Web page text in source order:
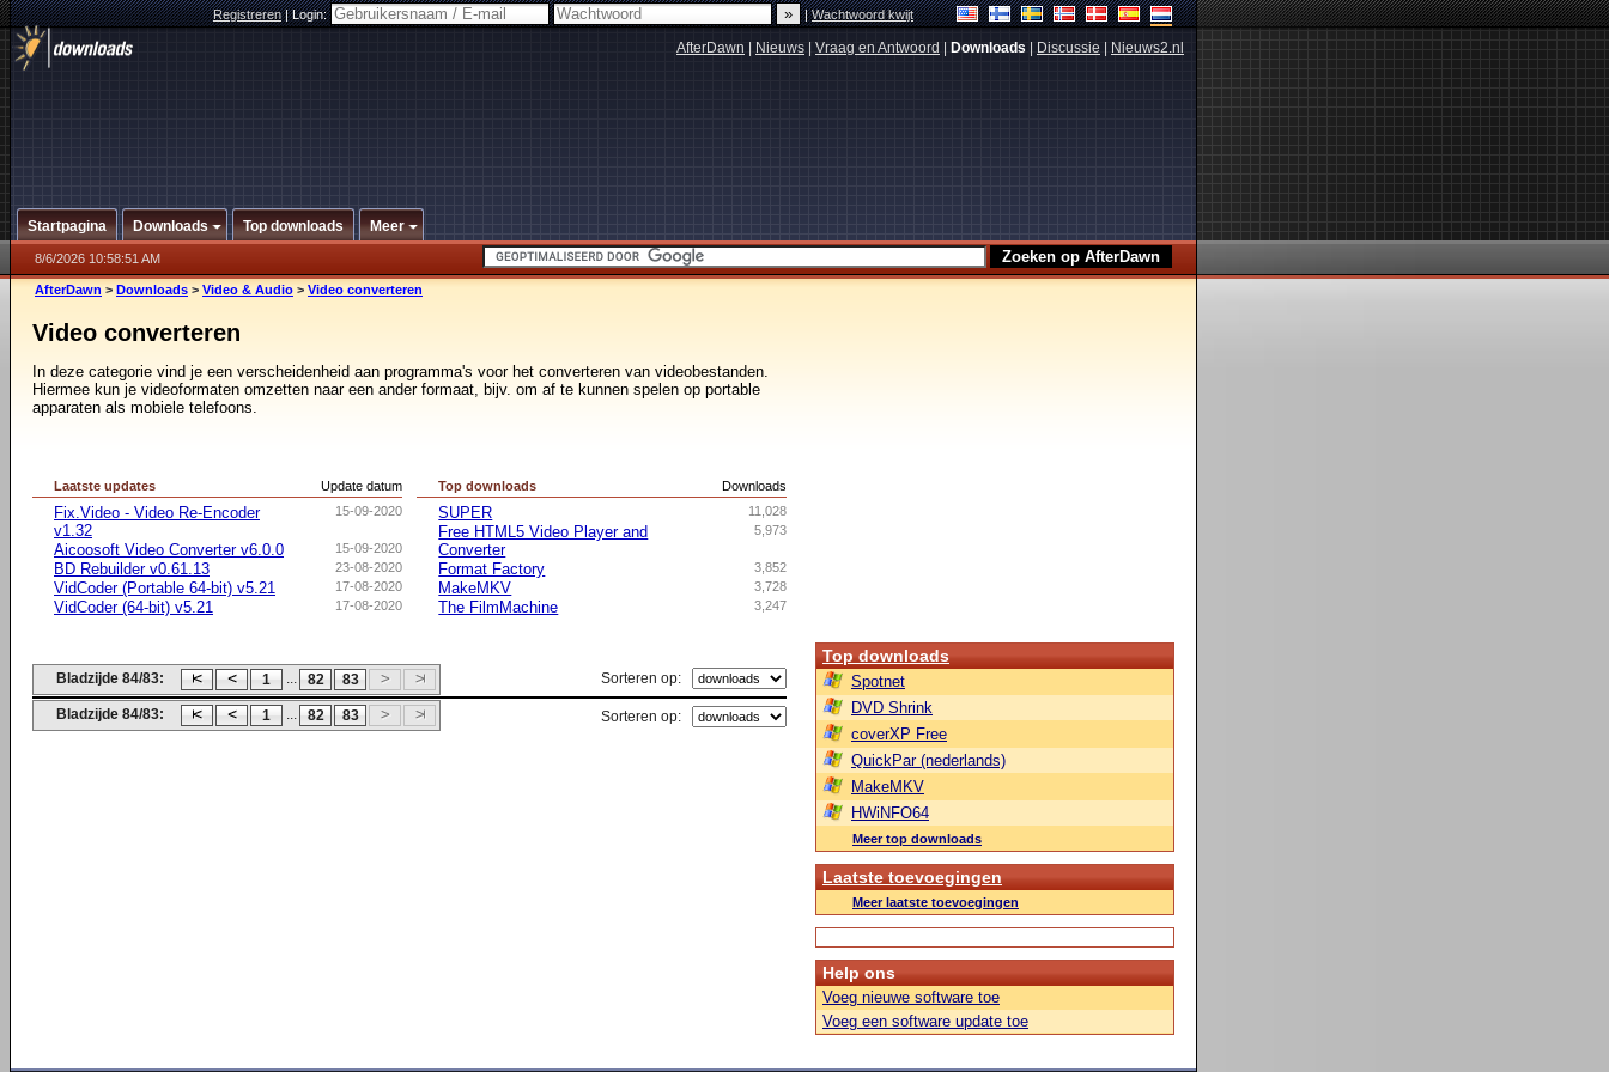
Registreren|Login: |Wachtwoord kwijt
AfterDawn Nieuws Vraag en Antwoord Downloads Discussie Nieuws2.nl
Startpagina Downloads Top downloads Meer
8/6/2026 10:58:51 AM
AfterDawn > Downloads > Video & Audio > Video converteren
Video converteren
In deze categorie vind je een verscheidenheid aan programma's voor het converteren van videobestanden.
Hiermee kun je videoformaten omzetten naar een ander formaat, bijv. om af te kunnen spelen op portable
apparaten als mobiele telefoons.
Update datum
Laatste updates
15-09-2020
Fix.Video - Video Re-Encoder
v1.32
15-09-2020
Aicoosoft Video Converter v6.0.0
23-08-2020
BD Rebuilder v0.61.13
17-08-2020
VidCoder (Portable 64-bit) v5.21
17-08-2020
VidCoder (64-bit) v5.21
Downloads
Top downloads
11,028
SUPER
5,973
Free HTML5 Video Player and
Converter
3,852
Format Factory
3,728
MakeMKV
3,247
The FilmMachine
Bladzijde 84/83: 1 ... 82 83 Sorteren op:
Bladzijde 84/83: 1 ... 82 83 Sorteren op:
Top downloads
Spotnet
DVD Shrink
coverXP Free
QuickPar (nederlands)
MakeMKV
HWiNFO64
Meer top downloads
Laatste toevoegingen
Meer laatste toevoegingen
Help ons
Voeg nieuwe software toe
Voeg een software update toe